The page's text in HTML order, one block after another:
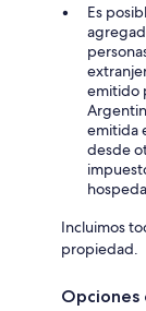
Es
emitido
emitida
desde
Incluimos
propiedad.
Opciones